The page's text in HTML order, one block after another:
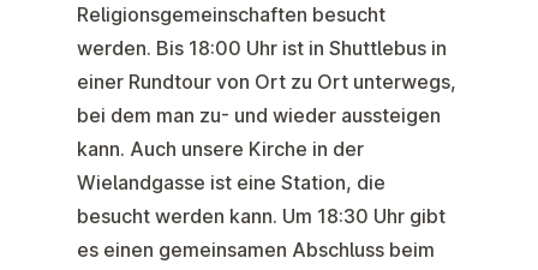
Religionsgemeinschaften besucht
werden. Bis 18:00 Uhr ist in Shuttlebus in
einer Rundtour von Ort zu Ort unterwegs,
bei dem man zu- und wieder aussteigen
kann. Auch unsere Kirche in der
Wielandgasse ist eine Station, die
besucht werden kann. Um 18:30 Uhr gibt
es einen gemeinsamen Abschluss beim